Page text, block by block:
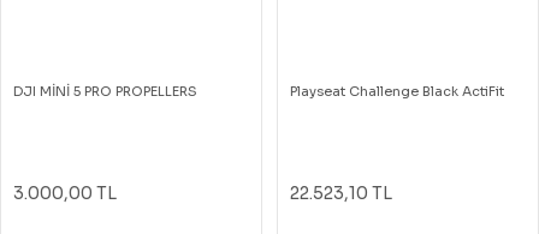
DJI MİNİ 5 PRO PROPELLERS
3.000,00 TL
Playseat Challenge Black ActiFit
22.523,10 TL